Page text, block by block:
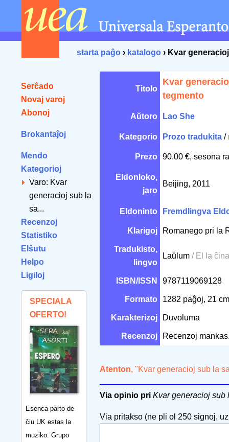
starta paĝo › katalogo › Kvar
Serĉado
Novaj varoj
Abonoj
Brokantaĵoj
Mendo
Kategorioj
Varo: Kvar
generacioj sub la
sa...
Recenzoj
Statistiko
Elŝutu
Helpo
Ligiloj
SPECIALA
OFERTO!
Esenca parto de
ĉiu UK estas la
muziko. Grupo
Titolo
Kvar
tegmento
Aŭtoro Lao She
Kategorio Prozo tradukita /
Prezo 90.00 €, sesona
Eldonloko,
jaro
Beijing, 2011
Eldoninto Fremdlingva
Klarigoj Romanego pri la
Tradukisto,
lingvo
Laŭlum / El la ĉina
ISBN/ISSN 9787119069128
Formato 1282 paĝoj, 21
Karakterizoj Duvoluma
Recenzoj Recenzoj
Atenton, "Kvar generacioj sub la
Via opinio pri Kvar generacioj sub
Via pritakso (ne pli ol 250 signoj,